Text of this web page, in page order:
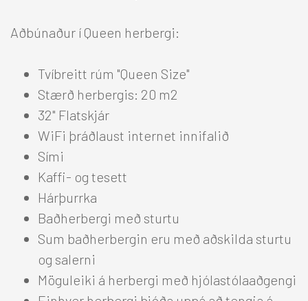
Herbergi
Berjaya Mývatn Hotel
+
Aðbúnaður í Queen herbergi:
Tvíbreitt rúm "Queen Size"
Stærð herbergis: 20 m2
32" Flatskjár
WiFi þráðlaust internet innifalið
Sími
Kaffi- og tesett
Hárþurrka
Baðherbergi með sturtu
Sum baðherbergin eru með aðskilda sturtu
og salerni
Möguleiki á herbergi með hjólastólaaðgengi